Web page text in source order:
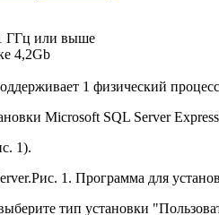
ГГц или выше
4,2Gb
1 физический
Microsoft SQL Server
1).
Рис. 1. Программа для
тип установки